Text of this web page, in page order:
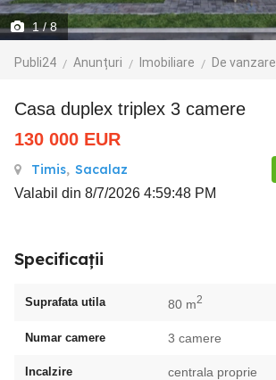
1/ 8
Publi24 Anunțuri Imobiliare De vanzare
casa duplex triplex 3 camere
130 000 EUR
Timis, Sacalaz
Valabil din 8/7/2026 4:59:48 PM
Specificații
Suprafata utila 80 m2
Numar camere 3 camere
Incalzire centrala proprie